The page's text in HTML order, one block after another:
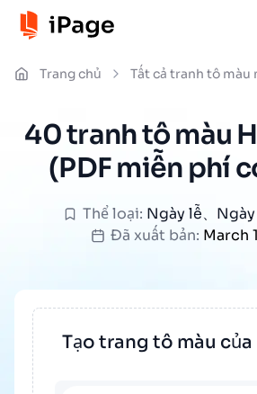
Trang chủ Tất cả tranh tô màu
40 tranh tô màu
(PDF miễn phí
Thể loại: Ngày lễ、
Đã xuất bản: March
Tạo trang tô màu